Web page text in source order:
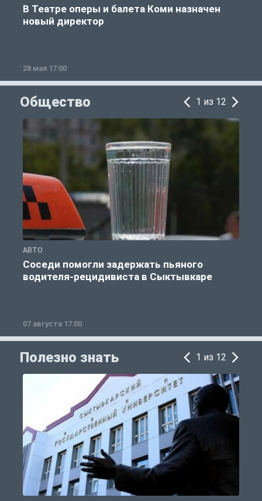
В Театре оперы и балета Коми назначен
новый директор
28 мая 17:00
Общество 1 из 12
АВТО
Соседи помогли задержать пьяного
водителя-рецидивиста в Сыктывкаре
07 августа 17:00
Полезно знать 1 из 12